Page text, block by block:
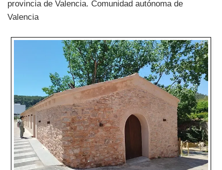
provincia de Valencia. Comunidad autónoma de
Valencia